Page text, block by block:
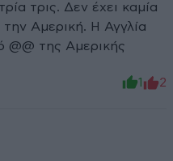
τρις. Δεν έχει καμία
Αμερική. Η Αγγλία
@@ της Αμερικής
1 2